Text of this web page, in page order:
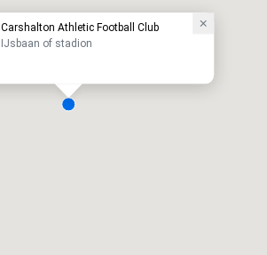
Carshalton Athletic Football Club
IJsbaan of stadion